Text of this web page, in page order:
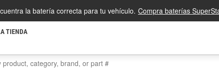
la batería correcta para tu vehículo. Compra baterías
TIENDA